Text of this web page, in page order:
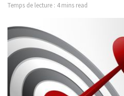
Temps de lecture : 4 mins read